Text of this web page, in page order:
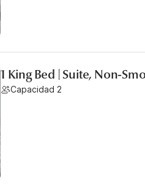
1 King Bed | Suite, Non-
Capacidad 2